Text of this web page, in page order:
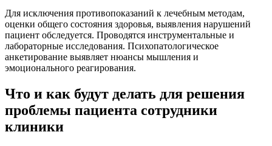
Для исключения противопоказаний к лечебным методам,
оценки общего состояния здоровья, выявления нарушений
пациент обследуется. Проводятся инструментальные и
лабораторные исследования. Психопатологическое
анкетирование выявляет нюансы мышления и
эмоционального реагирования.
Что и как будут делать для решения
проблемы пациента сотрудники
клиники